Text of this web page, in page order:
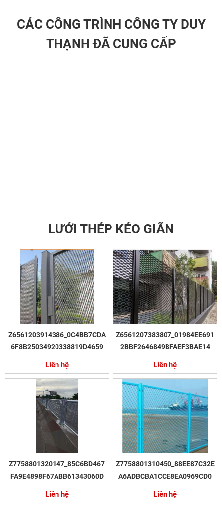
CÁC CÔNG TRÌNH CÔNG TY DUY
THẠNH ĐÃ CUNG CẤP
LƯỚI THÉP KÉO GIÃN
Z6561203914386_0C4BB7CDA
6F8B25034920338819D4659
Liên hệ
Z6561207383807_01984EE691
2BBF2646849BFAEF3BAE14
Liên hệ
Z7758801320147_85C6BD467
FA9E4898F67ABB61343060D
Liên hệ
Z7758801310450_88EE87C32E
A6ADBCBA1CCE8EA0969CD0
Liên hệ